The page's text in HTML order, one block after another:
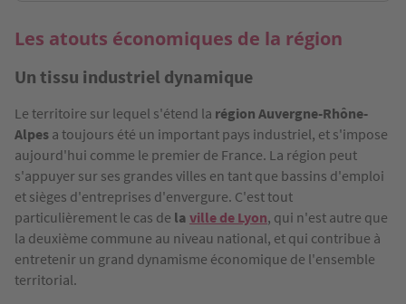
Les atouts économiques de la région
Un tissu industriel dynamique
Le territoire sur lequel s'étend la région Auvergne-Rhône-
Alpes a toujours été un important pays industriel, et s'impose
aujourd'hui comme le premier de France. La région peut
s'appuyer sur ses grandes villes en tant que bassins d'emploi
et sièges d'entreprises d'envergure. C'est tout
particulièrement le cas de la ville de Lyon, qui n'est autre que
la deuxième commune au niveau national, et qui contribue à
entretenir un grand dynamisme économique de l'ensemble
territorial.